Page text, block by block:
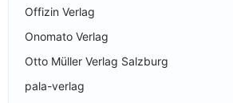
Offizin Verlag
Onomato Verlag
Otto Müller Verlag Salzburg
pala-verlag